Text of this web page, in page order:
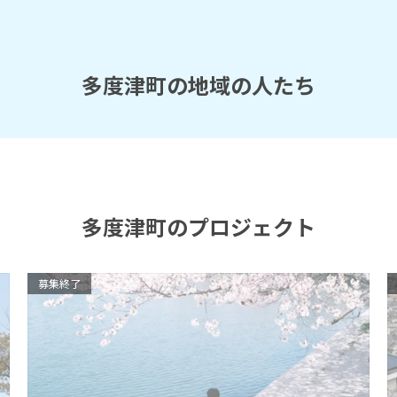
多度津町の地域の人たち
多度津町のプロジェクト
募集終了